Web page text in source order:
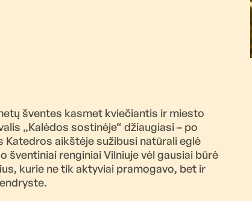
šventes kasmet kviečiantis ir miesto
„Kalėdos sostinėje“ džiaugiasi – po
aikštėje sužibusi natūrali eglė
šventiniai renginiai Vilniuje vėl gausiai būrė
kurie ne tik aktyviai pramogavo, bet ir